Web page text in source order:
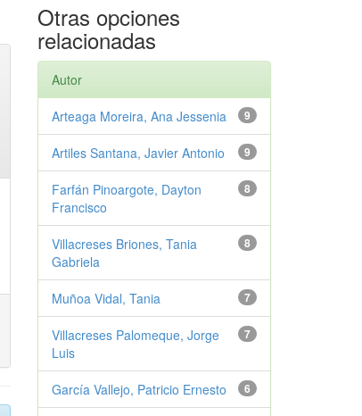
Otras opciones
relacionadas
Autor
9
Arteaga Moreira, Ana Jessenia
9
Artiles Santana, Javier Antonio
8
Farfán Pinoargote, Dayton
Francisco
8
Villacreses Briones, Tania
Gabriela
7
Muñoa Vidal, Tania
7
Villacreses Palomeque, Jorge
Luis
6
García Vallejo, Patricio Ernesto